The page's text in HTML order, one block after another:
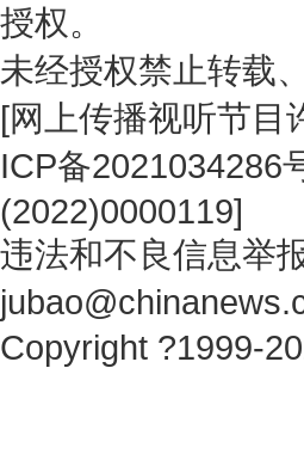
授权。
未经授权禁止转载
[网上传播视听节目
ICP备2021034286
(2022)0000119]
违法和不良信息举
Copyright ?1999-